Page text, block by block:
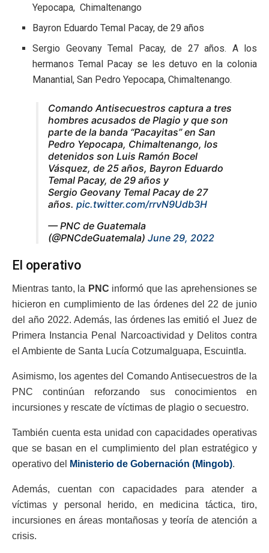
Yepocapa, Chimaltenango
Bayron Eduardo Temal Pacay, de 29 años
Sergio Geovany Temal Pacay, de 27 años. A los
hermanos Temal Pacay se les detuvo en la colonia
Manantial, San Pedro Yepocapa, Chimaltenango.
Comando Antisecuestros captura a tres
hombres acusados de Plagio y que son
parte de la banda “Pacayitas” en San
Pedro Yepocapa, Chimaltenango, los
detenidos son Luis Ramón Bocel
Vásquez, de 25 años, Bayron Eduardo
Temal Pacay, de 29 años y
Sergio Geovany Temal Pacay de 27
años. pic.twitter.com/rrvN9Udb3H
— PNC de Guatemala
(@PNCdeGuatemala) June 29, 2022
El operativo
Mientras tanto, la PNC informó que las aprehensiones se
hicieron en cumplimiento de las órdenes del 22 de junio
del año 2022. Además, las órdenes las emitió el Juez de
Primera Instancia Penal Narcoactividad y Delitos contra
el Ambiente de Santa Lucía Cotzumalguapa, Escuintla.
Asimismo, los agentes del Comando Antisecuestros de la
PNC continúan reforzando sus conocimientos en
incursiones y rescate de víctimas de plagio o secuestro.
También cuenta esta unidad con capacidades operativas
que se basan en el cumplimiento del plan estratégico y
operativo del
Ministerio de Gobernación (Mingob).
Además, cuentan con capacidades para atender a
víctimas y personal herido, en medicina táctica, tiro,
incursiones en áreas montañosas y teoría de atención a
crisis.